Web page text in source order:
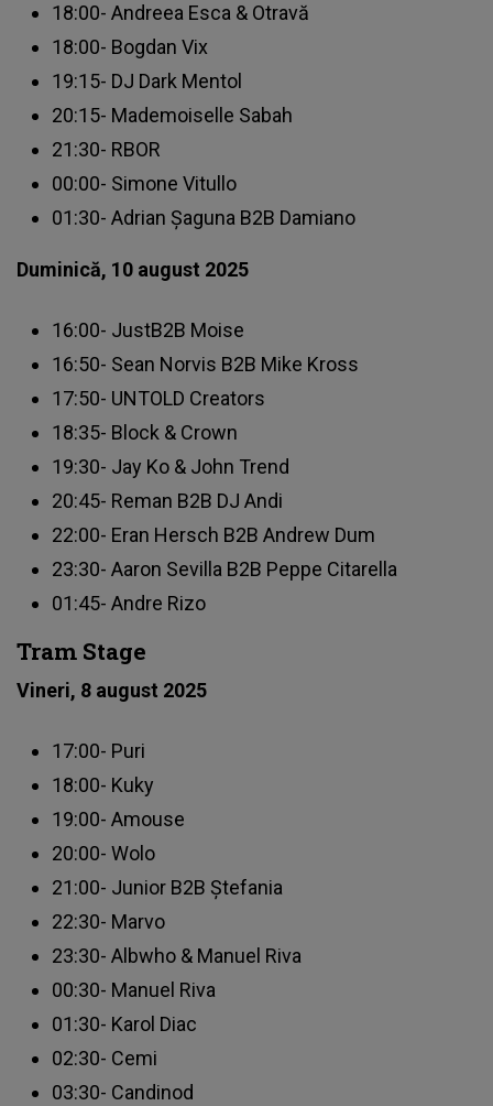
18:00- Andreea Esca & Otravă
18:00- Bogdan Vix
19:15- DJ Dark Mentol
20:15- Mademoiselle Sabah
21:30- RBOR
00:00- Simone Vitullo
01:30- Adrian Șaguna B2B Damiano
Duminică, 10 august 2025
16:00- JustB2B Moise
16:50- Sean Norvis B2B Mike Kross
17:50- UNTOLD Creators
18:35- Block & Crown
19:30- Jay Ko & John Trend
20:45- Reman B2B DJ Andi
22:00- Eran Hersch B2B Andrew Dum
23:30- Aaron Sevilla B2B Peppe Citarella
01:45- Andre Rizo
Tram Stage
Vineri, 8 august 2025
17:00- Puri
18:00- Kuky
19:00- Amouse
20:00- Wolo
21:00- Junior B2B Ștefania
22:30- Marvo
23:30- Albwho & Manuel Riva
00:30- Manuel Riva
01:30- Karol Diac
02:30- Cemi
03:30- Candinod